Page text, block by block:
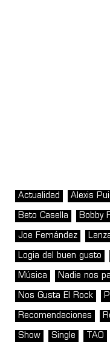
Actualidad Alexis
Beto Casella Bobby
Joe Fernández
Logia del buen gusto
Música Nadie nos
Nos Gusta El Rock
Recomendaciones
Show Single TAO